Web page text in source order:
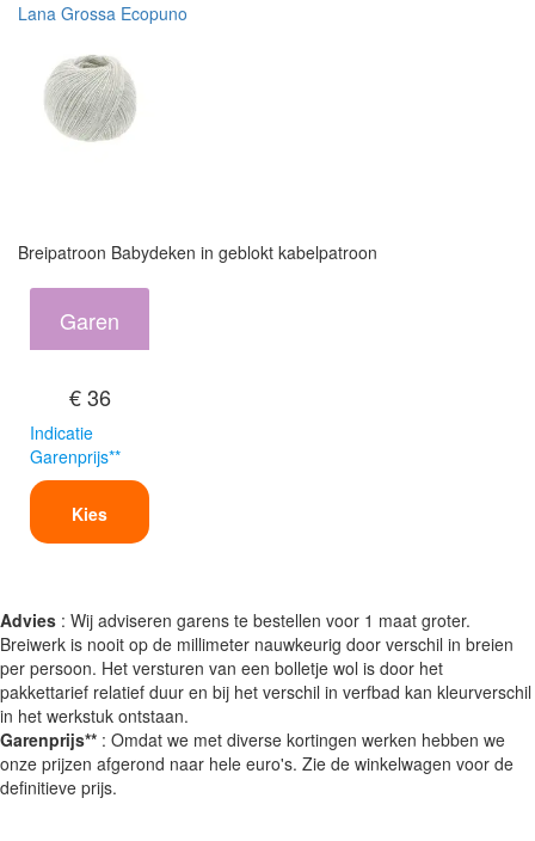
Lana Grossa Ecopuno
Breipatroon Babydeken in geblokt kabelpatroon
Garen
€ 36
Indicatie
Garenprijs**
Kies
Advies : Wij adviseren garens te bestellen voor 1 maat groter.
Breiwerk is nooit op de millimeter nauwkeurig door verschil in breien
per persoon. Het versturen van een bolletje wol is door het
pakkettarief relatief duur en bij het verschil in verfbad kan kleurverschil
in het werkstuk ontstaan.
Garenprijs** : Omdat we met diverse kortingen werken hebben we
onze prijzen afgerond naar hele euro's. Zie de winkelwagen voor de
definitieve prijs.